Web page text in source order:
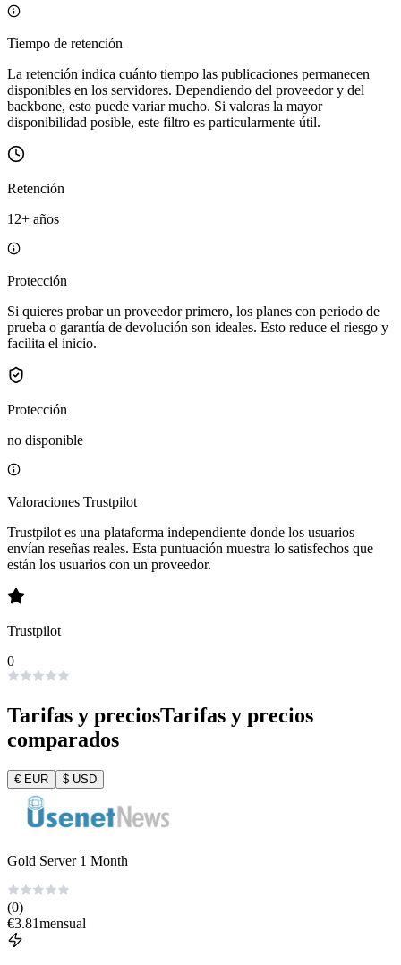
Tiempo de retención
La retención indica cuánto tiempo las publicaciones permanecen
disponibles en los servidores. Dependiendo del proveedor y del
backbone, esto puede variar mucho. Si valoras la mayor
disponibilidad posible, este filtro es particularmente útil.
Retención
12+ años
Protección
Si quieres probar un proveedor primero, los planes con periodo de
prueba o garantía de devolución son ideales. Esto reduce el riesgo y
facilita el inicio.
Protección
no disponible
Valoraciones Trustpilot
Trustpilot es una plataforma independiente donde los usuarios
envían reseñas reales. Esta puntuación muestra lo satisfechos que
están los usuarios con un proveedor.
Trustpilot
0
Tarifas y preciosTarifas y precios
comparados
€ EUR $ USD
Gold Server 1 Month
(0)
€3.81mensual